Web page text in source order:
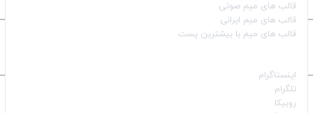
قالب‌ های میم صوتی
قالب‌ های میم ایرانی
قالب‌ های میم با بیشترین پست
اینستاگرام
تلگرام
روبیکا